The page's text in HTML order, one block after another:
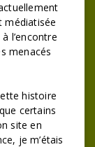
médiatisée
l’encontre
menacés
histoire
certains
site en
je m’étais